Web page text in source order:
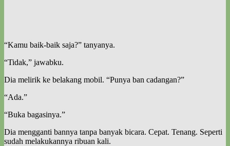
“Kamu baik-baik saja?” tanyanya.
“Tidak,” jawabku.
Dia melirik ke belakang mobil. “Punya ban cadangan?”
“Ada.”
“Buka bagasinya.”
Dia mengganti bannya tanpa banyak bicara. Cepat. Tenang. Seperti
sudah melakukannya ribuan kali.